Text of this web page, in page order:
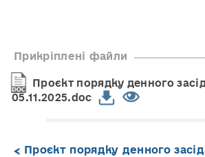
Прикріплені файли
Проєкт порядку денного
05.11.2025.doc
Проєкт порядку денного